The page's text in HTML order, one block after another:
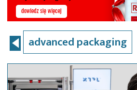
advanced packaging